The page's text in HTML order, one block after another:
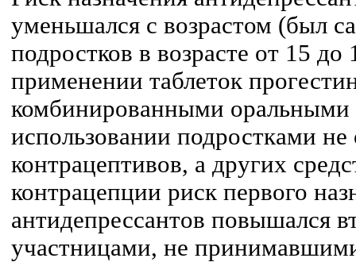
уменьшался с возрастом (был
подростков в возрасте от 15
применении таблеток
комбинированными оральными
использовании подростками
контрацептивов, а других
контрацепции риск первого
антидепрессантов повышался
участницами, не